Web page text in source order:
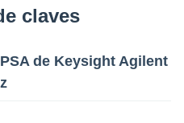
claves
de Keysight Agilent